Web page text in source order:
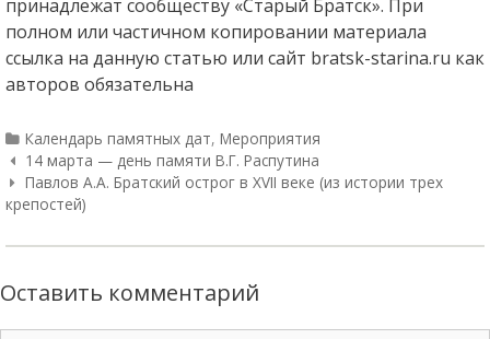
принадлежат сообществу «Старый Братск». При
полном или частичном копировании материала
ссылка на данную статью или сайт bratsk-starina.ru как
авторов обязательна
Categories
Календарь памятных дат, Мероприятия
Навигация по статьям
14 марта — день памяти В.Г. Распутина
Павлов А.А. Братский острог в ХVII веке (из истории трех
крепостей)
Оставить комментарий